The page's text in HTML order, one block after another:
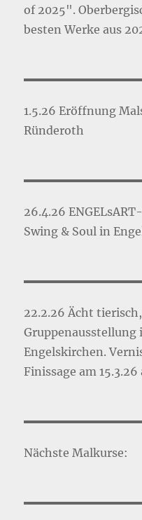
of 2025".
besten Werke aus
1.5.26 Eröffnung
Ründeroth
26.4.26
Swing & Soul in
22.2.26 Ächt
Engelskirchen.
Finissage am 15.3.26
Nächste Malkurse: